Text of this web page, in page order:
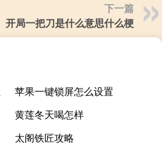
下一篇
开局一把刀是什么意思什么梗
苹果一键锁屏怎么设置
黄莲冬天喝怎样
太阁铁匠攻略